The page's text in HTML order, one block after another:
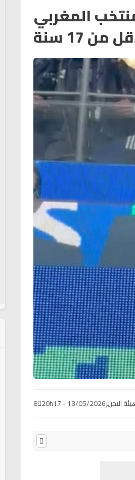
المغربي
17 سنة
التحرير13/05/2026 - 20h17
8